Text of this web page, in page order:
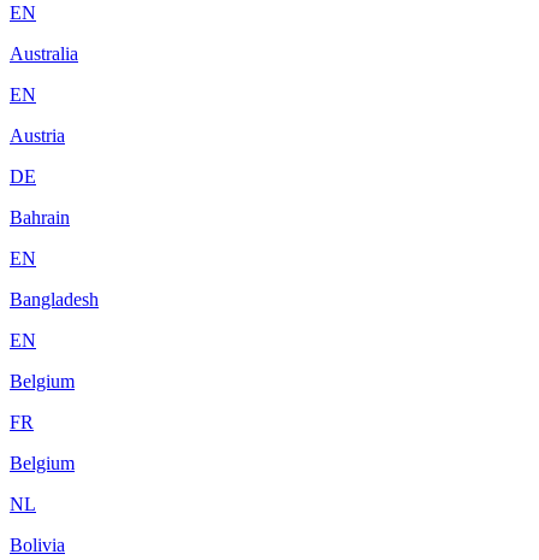
EN
Australia
EN
Austria
DE
Bahrain
EN
Bangladesh
EN
Belgium
FR
Belgium
NL
Bolivia